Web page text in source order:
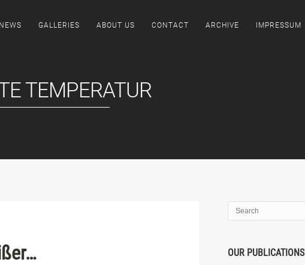
NEWS GALLERIES ABOUT US CONTACT ARCHIVE IMPRESSUM
TEMPERATUR
OUR PUBLICATIONS